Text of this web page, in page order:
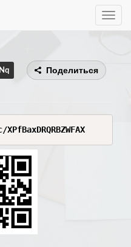
Toggle
Поделиться